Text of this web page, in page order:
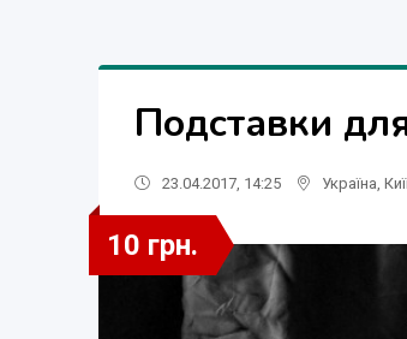
Подставки
23.04.2017, 14:25 Україна
10 грн.